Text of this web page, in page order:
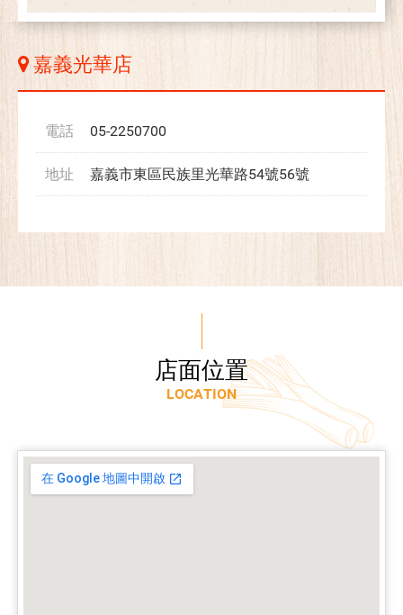
嘉義光華店
電話 05-2250700
地址 嘉義市東區民族里光華路54號56號
店面位置
LOCATION